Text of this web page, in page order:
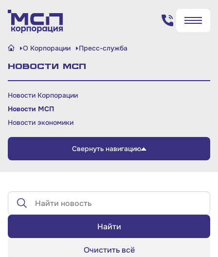
Поиск по сайту
✖
О Корпорации Пресс-служба
Новости МСП
Новости Корпорации
Новости МСП
Новости экономики
Найти
Очистить всё